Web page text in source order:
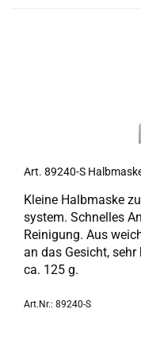
Art. 89240-​​S
Klei­ne Halb­mas­ke
sys­tem. Schnel­les
Rei­ni­gung. Aus
an das Ge­sicht,
ca. 125 g.
Art.Nr.: 89240-S